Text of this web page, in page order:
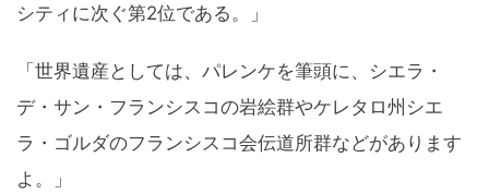
シティに次ぐ第2位である。」
「世界遺産としては、パレンケを筆頭に、シエラ・
デ・サン・フランシスコの岩絵群やケレタロ州シエ
ラ・ゴルダのフランシスコ会伝道所群などがあります
よ。」